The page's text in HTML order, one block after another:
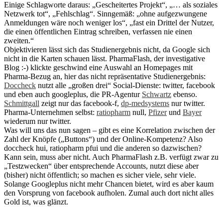
Einige Schlagworte daraus: „Gescheitertes Projekt“, „… als soziales
Netzwerk tot“, „Fehlschlag“. Sinngemäß: „ohne aufgezwungene
Anmeldungen wäre noch weniger los“, „fast ein Drittel der Nutzer,
die einen öffentlichen Eintrag schreiben, verfassen nie einen
zweiten.“
Objektivieren lässt sich das Studienergebnis nicht, da Google sich
nicht in die Karten schauen lässt. PharmaFlash, der investigative
Blog :-) klickte geschwind eine Auswahl an Homepages mit
Pharma-Bezug an, hier das nicht repräsentative Studienergebnis:
Doccheck nutzt alle „großen drei“ Social-Dienste: twitter, facebook
und eben auch googleplus, die PR-Agentur Schwartz ebenso.
Schmittgall zeigt nur das facebook-f, dp-medsystems nur twitter.
Pharma-Unternehmen selbst: ratiopharm null, Pfizerund Bayer
wiederum nur twitter.
Was will uns das nun sagen – gibt es eine Korrelation zwischen der
Zahl der Knöpfe („Buttons“) und der Online-Kompetenz? Also
doccheck hui, ratiopharm pfui und die anderen so dazwischen?
Kann sein, muss aber nicht. Auch PharmaFlash z.B. verfügt zwar zu
„Testzwecken“ über entsprechende Accounts, nutzt diese aber
(bisher) nicht öffentlich; so machen es sicher viele, sehr viele.
Solange Googleplus nicht mehr Chancen bietet, wird es aber kaum
den Vorsprung von facebook aufholen. Zumal auch dort nicht alles
Gold ist, was glänzt.